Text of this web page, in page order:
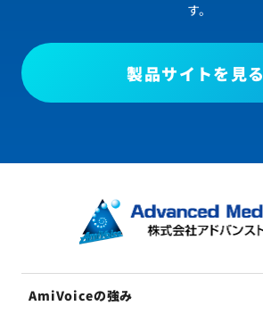
す。
製品サイトを見る
AmiVoiceの強み